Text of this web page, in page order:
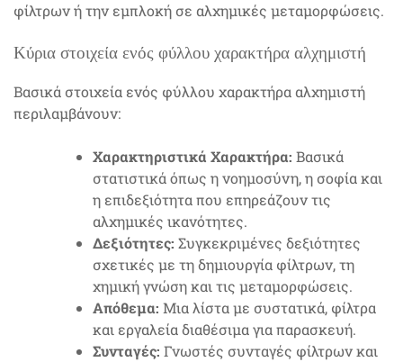
φίλτρων ή την εμπλοκή σε αλχημικές μεταμορφώσεις.
Κύρια στοιχεία ενός φύλλου χαρακτήρα αλχημιστή
Βασικά στοιχεία ενός φύλλου χαρακτήρα αλχημιστή
περιλαμβάνουν:
Χαρακτηριστικά Χαρακτήρα: Βασικά
στατιστικά όπως η νοημοσύνη, η σοφία και
η επιδεξιότητα που επηρεάζουν τις
αλχημικές ικανότητες.
Δεξιότητες: Συγκεκριμένες δεξιότητες
σχετικές με τη δημιουργία φίλτρων, τη
χημική γνώση και τις μεταμορφώσεις.
Απόθεμα: Μια λίστα με συστατικά, φίλτρα
και εργαλεία διαθέσιμα για παρασκευή.
Συνταγές: Γνωστές συνταγές φίλτρων και